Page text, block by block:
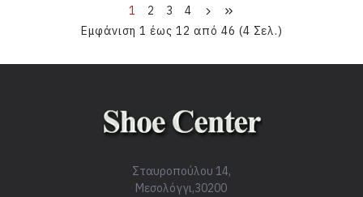
1 2 3
4
Εμφάνιση 1 έως 12 από 46 (4 Σελ.)
Σταυροπούλου 14,
Μεσολόγγι,30200